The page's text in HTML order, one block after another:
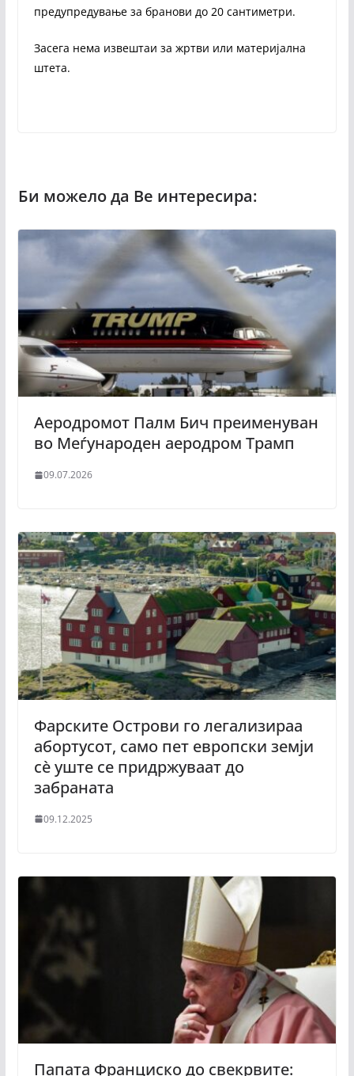
предупредување за бранови до 20 сантиметри.
Засега нема извештаи за жртви или материјална
штета.
Аеродромот Палм Бич преименуван
во Меѓународен аеродром Трамп
09.07.2026
Фарските Острови го легализираа
абортусот, само пет европски земји
сè уште се придржуваат до
забраната
09.12.2025
Папата Франциско до свекрвите: